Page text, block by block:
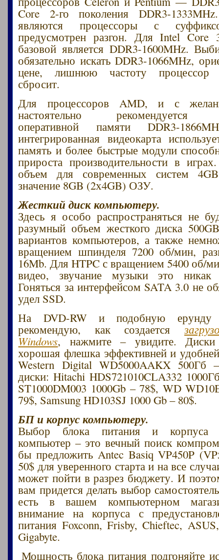
Core 2-го поколения DDR3-
являются процессоры с
предусмотрен разгон. Для Intel Core
базовой является DDR3-1600MHz.
обязательно искать DDR3-1066MHz,
цене, лишнюю частоту процессор
сбросит.
Для процессоров AMD, и с
настоятельно рекомендуется
оперативной памяти DDR3-
интегрированная видеокарта
память и более быстрые модули
прироста производительности в
объем для современных систем
значение 8GB (2х4GB) ОЗУ.
Жесткий диск компьютеру.
Здесь я особо распространяться не
разумный объем жесткого диска
вариантов компьютеров, а также
вращением шпинделя 7200 об/мин,
16Mb. Для HTPC с вращением 5400 об/
видео, звучание музыки это никак
Гоняться за интерфейсом SATA 3.0 не
удел SSD.
На DVD-RW и подобную ерунду
рекомендую, как создается
Windows, нажмите – увидите. Диски
хорошая флешка эффективней и
Western Digital WD5000AAKX 500Гб
диски: Hitachi HDS721010CLA332
ST1000DM003 1000Gb – 78$, WD
79$, Samsung HD103SJ 1000 Gb – 80$.
БП и корпус компьютеру.
Выбор блока питания и корпуса
компьютер – это вечный поиск
бы предложить Antec Basiq VP450P
50$ для уверенного старта и на все
может пойти в разрез бюджету. И
вам придется делать выбор
есть в вашем компьютерном
внимание на корпуса с
питания Foxconn, Frisby, Chieftec,
Gigabyte.
Мощность блока питания подгоняйте